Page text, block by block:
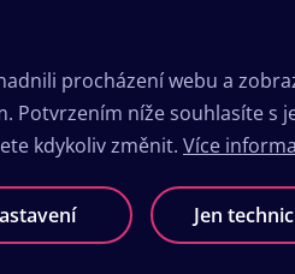
v
procházení webu a
Potvrzením níže souhlasíte s
kdykoliv změnit. Více
Jen